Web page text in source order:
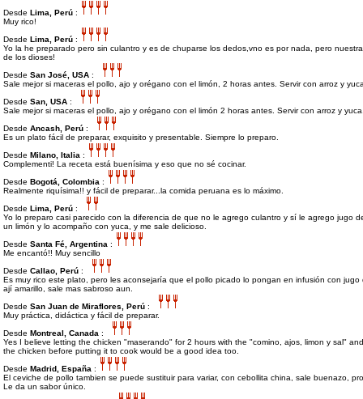
Desde Lima, Perú :
Muy rico!
Desde Lima, Perú :
Yo la he preparado pero sin culantro y es de chuparse los dedos,vno es por nada, pero
de los dioses!
Desde San José, USA :
Sale mejor si maceras el pollo, ajo y orégano con el limón, 2 horas antes. Servir con arroz y
Desde San, USA :
Sale mejor si maceras el pollo, ajo y orégano con el limón 2 horas antes. Servir con arroz y
Desde Ancash, Perú :
Es un plato fácil de preparar, exquisito y presentable. Siempre lo preparo.
Desde Milano, Italia :
Complementi! La receta está buenísima y eso que no sé cocinar.
Desde Bogotá, Colombia :
Realmente riquísima!! y fácil de preparar...la comida peruana es lo máximo.
Desde Lima, Perú :
Yo lo preparo casi parecido con la diferencia de que no le agrego culantro y sí le agrego jugo
un limón y lo acompaño con yuca, y me sale delicioso.
Desde Santa Fé, Argentina :
Me encantó!! Muy sencillo
Desde Callao, Perú :
Es muy rico este plato, pero les aconsejaría que el pollo picado lo pongan en infusión con jugo
ají amarillo, sale mas sabroso aun.
Desde San Juan de Miraflores, Perú :
Muy práctica, didáctica y fácil de preparar.
Desde Montreal, Canada :
Yes I believe letting the chicken "maserando" for 2 hours with the "comino, ajos, limon y sal"
the chicken before putting it to cook would be a good idea too.
Desde Madrid, España :
El ceviche de pollo tambien se puede sustituir para variar, con cebollita china, sale buenazo,
Le da un sabor único.